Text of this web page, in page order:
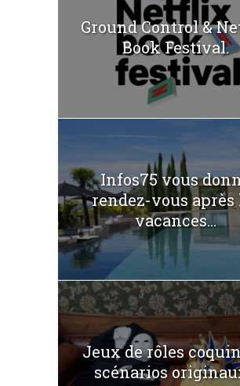
Ground Control &
Book Festival.
Infos75 vous
rendez-vous après
vacances...
Jeux de rôles
scénarios